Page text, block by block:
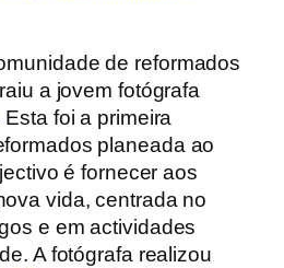
de reformados
a jovem fotógrafa
Esta foi a primeira
planeada ao
é fornecer aos
vida, centrada no
e em actividades
A fotógrafa realizou